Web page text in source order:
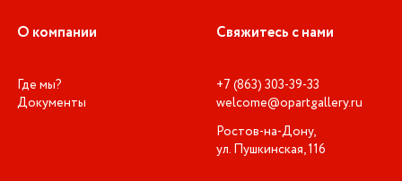
О компании
Где мы?
Документы
Свяжитесь с нами
+7 (863) 303-39-33
welcome@opartgallery.ru
Ростов-на-Дону,
ул. Пушкинская, 116